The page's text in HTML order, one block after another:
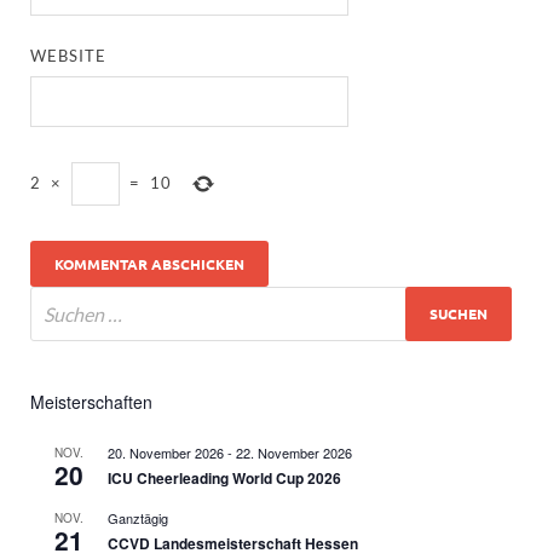
WEBSITE
2 × = 10
Meisterschaften
NOV.
20
20. November 2026- 22. November 2026
ICU Cheerleading World Cup 2026
NOV.
21
Ganztägig
CCVD Landesmeisterschaft Hessen